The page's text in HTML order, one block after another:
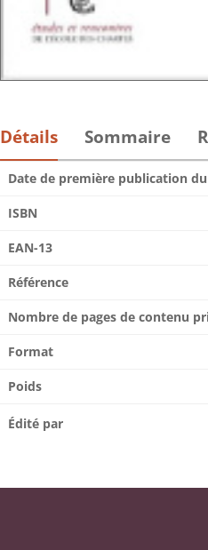
Détails Sommaire
Date de première publication
ISBN
EAN-13
Référence
Nombre de pages de contenu
Format
Poids
Édité par